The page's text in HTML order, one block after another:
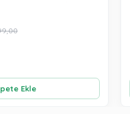
Ekle